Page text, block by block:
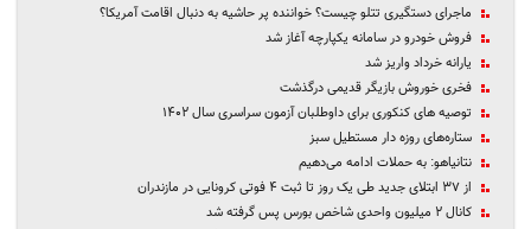
ماجرای دستگیری تتلو چیست؟ خواننده پر حاشیه به دنبال اقامت آمریکا؟
فروش خودرو در سامانه یکپارچه آغاز شد
یارانه خرداد واریز شد
فخری خوروش بازیگر قدیمی درگذشت
توصیه های کنکوری برای داوطلبان آزمون سراسری سال ۱۴۰۲
ستاره‌های روزه دار مستطیل سبز
نتانیاهو: به حملات ادامه می‌دهیم
از ۳۷ ابتلای جدید طی یک روز تا ثبت ۴ فوتی کرونایی در مازندران
کانال ۲ میلیون واحدی شاخص بورس پس گرفته شد